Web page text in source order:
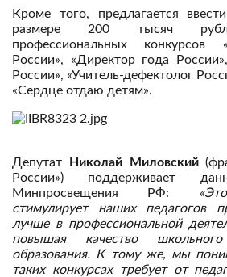
Кроме того, предлагается
размере 200 тысяч
профессиональных конкурсов
России», «Директор года
России», «Учитель-дефектолог
«Сердце отдаю детям».
Депутат Николай Миловский
России») поддерживает
Минпросвещения РФ:
стимулирует наших педагогов
лучше в профессиональной
повышая качество
образования. К тому же, мы
таких конкурсах требует от